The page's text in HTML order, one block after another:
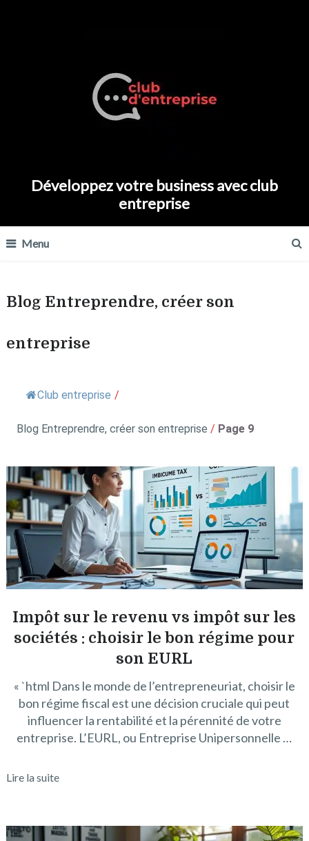
Développez votre business avec club
entreprise
Menu
Blog Entreprendre, créer son
entreprise
Club entreprise /
Blog Entreprendre, créer son entreprise / Page 9
Impôt sur le revenu vs impôt sur les
sociétés : choisir le bon régime pour
son EURL
« `html Dans le monde de l’entrepreneuriat, choisir le
bon régime fiscal est une décision cruciale qui peut
influencer la rentabilité et la pérennité de votre
entreprise. L’EURL, ou Entreprise Unipersonnelle …
Lire la suite